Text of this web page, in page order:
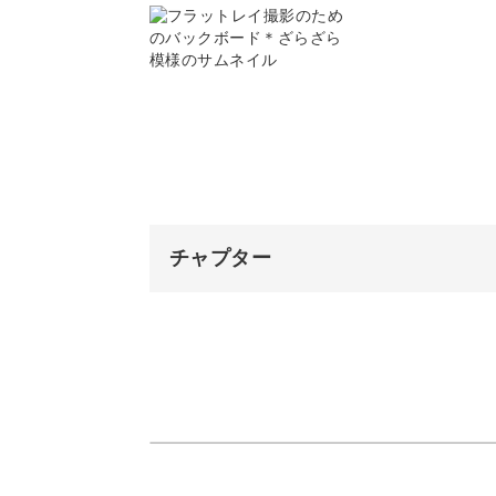
趣きある雰囲気のヒビ割れ模
コーティング剤を塗る
ひび割れ剤を塗る
チャプター